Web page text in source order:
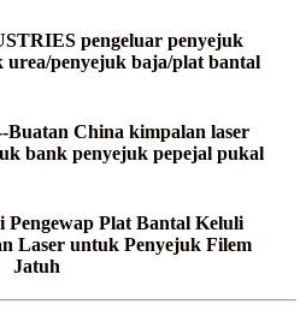
pengeluar penyejuk
urea/penyejuk baja/plat bantal
China kimpalan laser
bank penyejuk pepejal pukal
Pengewap Plat Bantal Keluli
Laser untuk Penyejuk Filem
Jatuh